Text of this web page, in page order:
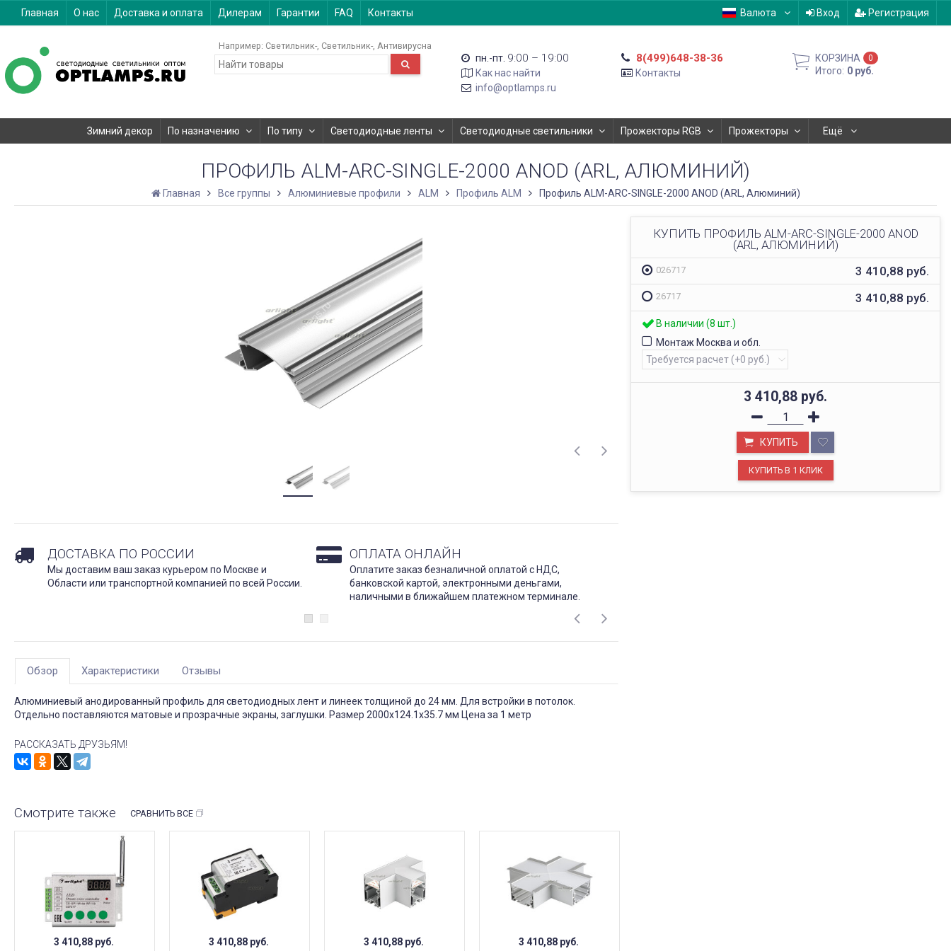
Главная О нас Доставка и оплата Дилерам Гарантии FAQ Контакты Валюта Вход Регистрация
Например: Светильник- Светильник- Антивирусна
пн.-пт. 9:00 – 19:00
Как нас найти
info@optlamps.ru
8(499)648-38-36
Контакты
КОРЗИНА 0
Итого: 0 руб.
Зимний декор По назначению По типу Светодиодные ленты Светодиодные светильники Прожекторы RGB Прожекторы Ещё
ПРОФИЛЬ ALM-ARC-SINGLE-2000 ANOD (ARL, АЛЮМИНИЙ)
Главная Все группы Алюминиевые профили ALM Профиль ALM Профиль ALM-ARC-SINGLE-2000 ANOD (ARL, Алюминий)
КУПИТЬ ПРОФИЛЬ ALM-ARC-SINGLE-2000 ANOD
(ARL, АЛЮМИНИЙ)
026717 3 410,88 руб.
26717 3 410,88 руб.
В наличии (8 шт.)
Монтаж Москва и обл.
3 410,88 руб.
КУПИТЬ
ДОСТАВКА ПО РОССИИ
Мы доставим ваш заказ курьером по Москве и
Области или транспортной компанией по всей России.
ОПЛАТА ОНЛАЙН
Оплатите заказ безналичной оплатой с НДС,
банковской картой, электронными деньгами,
наличными в ближайшем платежном терминале.
Обзор Характеристики Отзывы
Алюминиевый анодированный профиль для светодиодных лент и линеек толщиной до 24 мм. Для встройки в потолок.
Отдельно поставляются матовые и прозрачные экраны, заглушки. Размер 2000х124.1х35.7 мм Цена за 1 метр
РАССКАЗАТЬ ДРУЗЬЯМ!
Смотрите также СРАВНИТЬ ВСЕ
3 410,88 руб. 3 410,88 руб. 3 410,88 руб. 3 410,88 руб.